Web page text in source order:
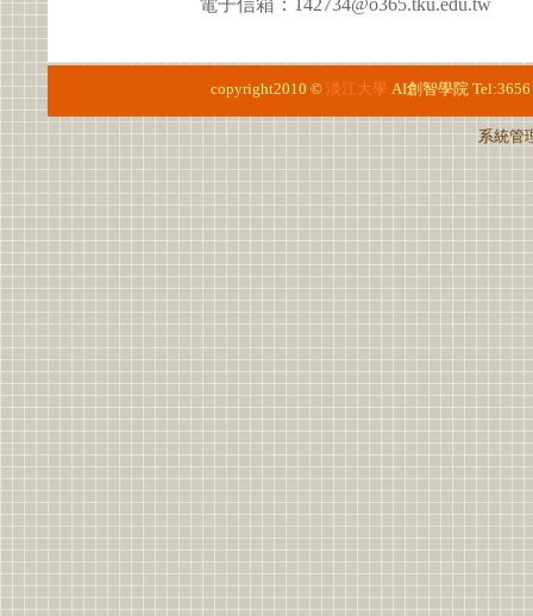
電子信箱：142734@o365.tku.edu.tw
copyright2010 © 淡江大學 AI創智學院 Tel:3656
系統管